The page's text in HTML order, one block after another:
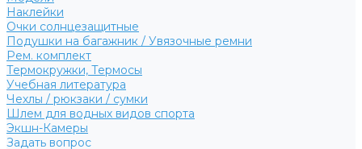
Наклейки
Очки солнцезащитные
Подушки на багажник / Увязочные ремни
Рем. комплект
Термокружки, Термосы
Учебная литература
Чехлы / рюкзаки / сумки
Шлем для водных видов спорта
Экшн-Камеры
Задать вопрос